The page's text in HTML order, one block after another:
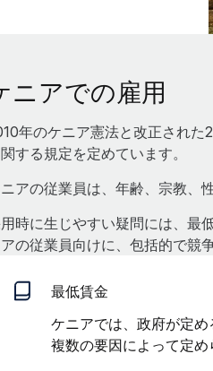
ニアでの雇用
年のケニア憲法と改正され
する規定を定めています。
アの従業員は、年齢、宗教、
時に生じやすい疑問には、最
の従業員向けに、包括的で競
最低賃金
ケニアでは、政府が定
複数の要因によって定め